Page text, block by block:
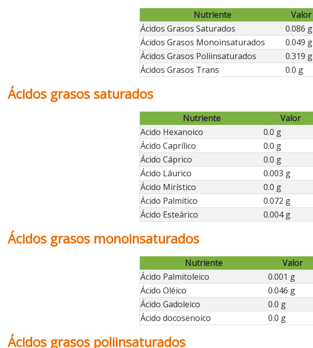
Nutriente
Valor
Ácidos Grasos Saturados
0.086 g
Ácidos Grasos Monoinsaturados
0.049 g
Ácidos Grasos Poliinsaturados
0.319 g
Ácidos Grasos Trans
0.0 g
Ácidos grasos saturados
Nutriente
Valor
Acido Hexanoico
0.0 g
Ácido Caprílico
0.0 g
Ácido Cáprico
0.0 g
Ácido Láurico
0.003 g
Ácido Mirístico
0.0 g
Ácido Palmitico
0.072 g
Ácido Esteárico
0.004 g
Ácidos grasos monoinsaturados
Nutriente
Valor
Ácido Palmitoleico
0.001 g
Ácido Oléico
0.046 g
Ácido Gadoleico
0.0 g
Ácido docosenoico
0.0 g
Ácidos grasos poliinsaturados